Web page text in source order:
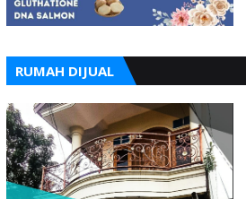
RUMAH DIJUAL